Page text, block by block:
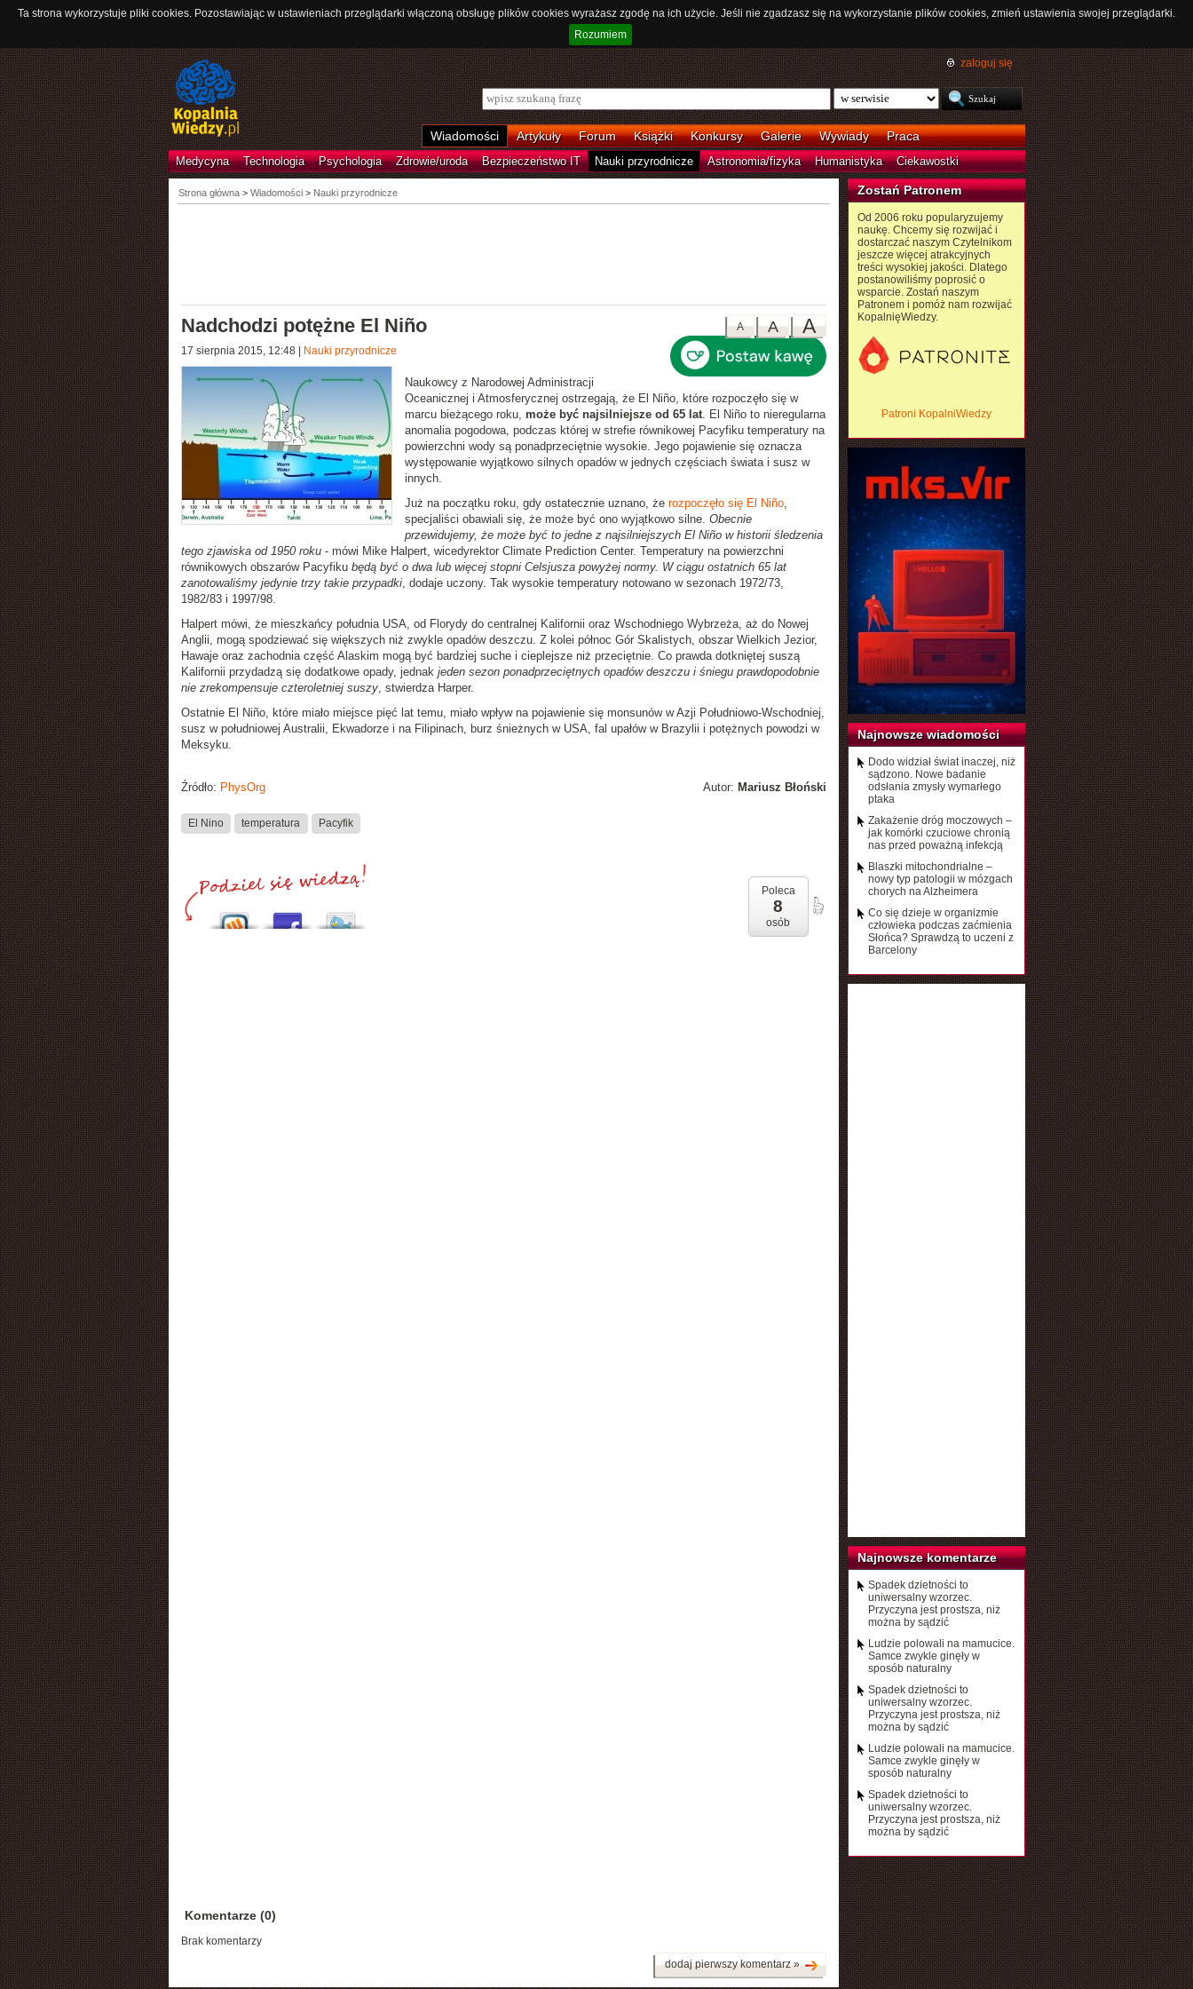
Ta strona wykorzystuje pliki cookies. Pozostawiając w ustawieniach przeglądarki włączoną obsługę plików cookies wyrażasz zgodę na ich użycie. Jeśli nie zgadzasz się na wykorzystanie plików cookies, zmień ustawienia swojej przeglądarki.
Rozumiem
zaloguj się
Wiadomości Artykuły Forum Książki Konkursy Galerie Wywiady Praca
Medycyna Technologia Psychologia Zdrowie/uroda Bezpieczeństwo IT Nauki przyrodnicze Astronomia/fizyka Humanistyka Ciekawostki
Strona główna> Wiadomości > Nauki przyrodnicze
A
A
A
Nadchodzi potężne El Niño
17 sierpnia 2015, 12:48| Nauki przyrodnicze
Naukowcy z Narodowej Administracji
Oceanicznej i Atmosferycznej ostrzegają, że El Niño, które rozpoczęło się w
marcu bieżącego roku, może być najsilniejsze od 65 lat. El Niño to nieregularna
anomalia pogodowa, podczas której w strefie równikowej Pacyfiku temperatury na
powierzchni wody są ponadprzeciętnie wysokie. Jego pojawienie się oznacza
występowanie wyjątkowo silnych opadów w jednych częściach świata i susz w
innych.
Już na początku roku, gdy ostatecznie uznano, że rozpoczęło się El Niño,
specjaliści obawiali się, że może być ono wyjątkowo silne. Obecnie
przewidujemy, że może być to jedne z najsilniejszych El Niño w historii śledzenia
tego zjawiska od 1950 roku- mówi Mike Halpert, wicedyrektor Climate Prediction Center. Temperatury na powierzchni
równikowych obszarów Pacyfiku będą być o dwa lub więcej stopni Celsjusza powyżej normy. W ciągu ostatnich 65 lat
zanotowaliśmy jedynie trzy takie przypadki, dodaje uczony. Tak wysokie temperatury notowano w sezonach 1972/73,
1982/83 i 1997/98.
Halpert mówi, że mieszkańcy południa USA, od Florydy do centralnej Kalifornii oraz Wschodniego Wybrzeża, aż do Nowej
Anglii, mogą spodziewać się większych niż zwykle opadów deszczu. Z kolei północ Gór Skalistych, obszar Wielkich Jezior,
Hawaje oraz zachodnia część Alaskim mogą być bardziej suche i cieplejsze niż przeciętnie. Co prawda dotkniętej suszą
Kalifornii przydadzą się dodatkowe opady, jednak jeden sezon ponadprzeciętnych opadów deszczu i śniegu prawdopodobnie
nie zrekompensuje czteroletniej suszy, stwierdza Harper.
Ostatnie El Niño, które miało miejsce pięć lat temu, miało wpływ na pojawienie się monsunów w Azji Południowo-Wschodniej,
susz w południowej Australii, Ekwadorze i na Filipinach, burz śnieżnych w USA, fal upałów w Brazylii i potężnych powodzi w
Meksyku.
Autor: Mariusz Błoński
Źródło: PhysOrg
El Nino temperatura Pacyfik
Poleca
8
osób
Komentarze (0)
Brak komentarzy
dodaj pierwszy komentarz »
Zostań Patronem
Od 2006 roku popularyzujemy
naukę. Chcemy się rozwijać i
dostarczać naszym Czytelnikom
jeszcze więcej atrakcyjnych
treści wysokiej jakości. Dlatego
postanowiliśmy poprosić o
wsparcie. Zostań naszym
Patronem i pomóż nam rozwijać
KopalnięWiedzy.
Patroni KopalniWiedzy
Najnowsze wiadomości
Dodo widział świat inaczej, niż
sądzono. Nowe badanie
odsłania zmysły wymarłego
ptaka
Zakażenie dróg moczowych –
jak komórki czuciowe chronią
nas przed poważną infekcją
Blaszki mitochondrialne –
nowy typ patologii w mózgach
chorych na Alzheimera
Co się dzieje w organizmie
człowieka podczas zaćmienia
Słońca? Sprawdzą to uczeni z
Barcelony
Najnowsze komentarze
Spadek dzietności to
uniwersalny wzorzec.
Przyczyna jest prostsza, niż
można by sądzić
Ludzie polowali na mamucice.
Samce zwykle ginęły w
sposób naturalny
Spadek dzietności to
uniwersalny wzorzec.
Przyczyna jest prostsza, niż
można by sądzić
Ludzie polowali na mamucice.
Samce zwykle ginęły w
sposób naturalny
Spadek dzietności to
uniwersalny wzorzec.
Przyczyna jest prostsza, niż
można by sądzić